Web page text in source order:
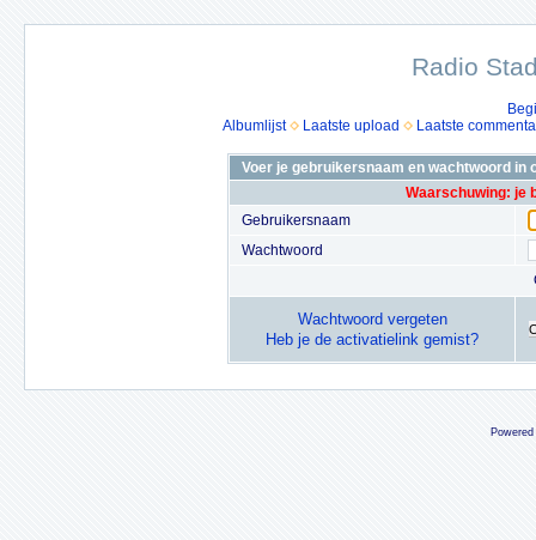
Radio
Albumlijst
Laatste upload Laatste
Voer je gebruikersnaam en wachtwoord in
Waarschuwing: je
Gebruikersnaam
Wachtwoord
Wachtwoord vergeten
Heb je de activatielink gemist?